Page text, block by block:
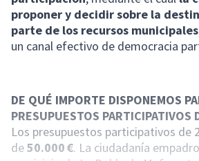
proponer y decidir sobre la
parte de los recursos municipales
un canal efectivo de democracia
DE QUÉ IMPORTE DISPONEMOS
PRESUPUESTOS PARTICIPATIVOS
Los presupuestos participativos de
de50.000 €. La ciudadanía